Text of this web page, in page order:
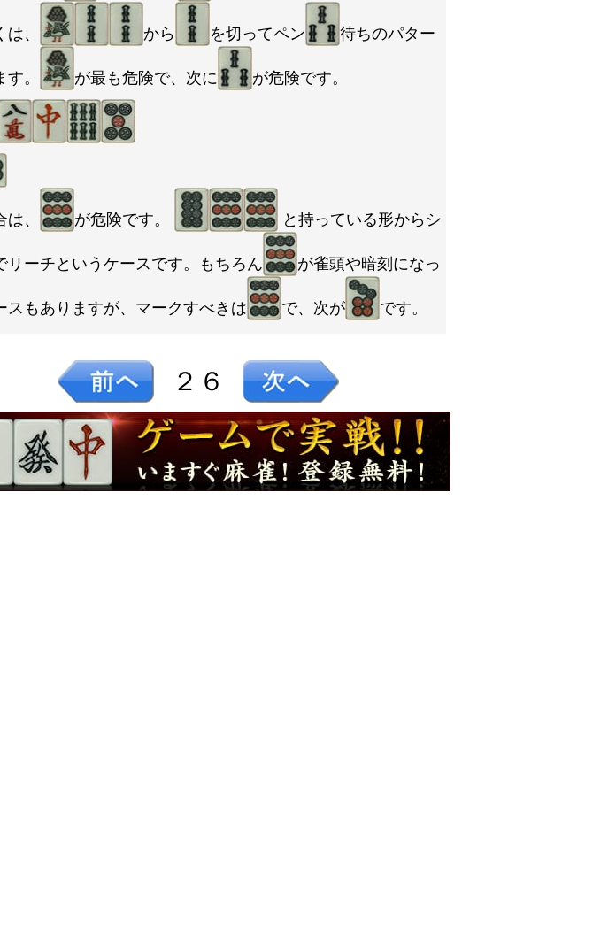
、 から を切ってペン 待ちのパター
。 が最も危険で、次に が危険です。
、 が危険です。 と持っている形からシ
リーチというケースです。もちろん が雀頭や暗刻になっ
スもありますが、マークすべきは で、次が です。
２６